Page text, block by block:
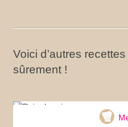
Voici d’autres
sûrement !